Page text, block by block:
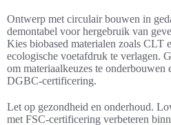
Ontwerp met circulair bouwen in
demontabel voor hergebruik van
Kies biobased materialen zoals CLT
ecologische voetafdruk te verlagen.
om materiaalkeuzes te onderbouwen
DGBC-certificering.
Let op gezondheid en onderhoud.
met FSC-certificering verbeteren